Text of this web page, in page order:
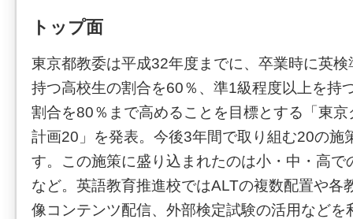
トップ面
東京都教委は平成32年度までに、卒業時に英
持つ高校生の割合を60％、準1級程度以上を持
割合を80％まで高めることを目標とする「東
計画20」を発表。今後3年間で取り組む20の施
す。この施策に盛り込まれたのは小・中・高で
など。英語教育推進校ではALTの複数配置や各
像コンテンツ配信、外部検定試験の活用などを